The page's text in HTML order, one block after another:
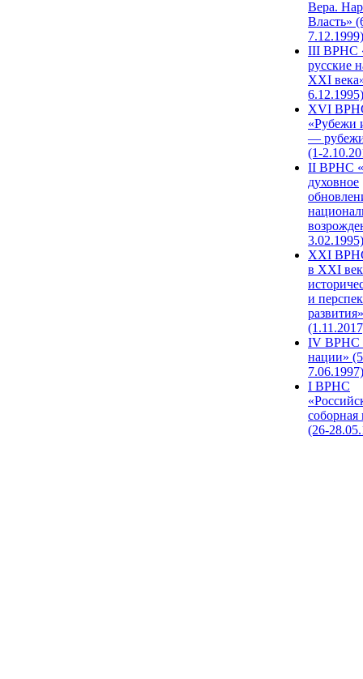
Вера.
Власть»
7.12.1999)
III ВРНС
русские
XXI
6.12.1995)
XVI
«Рубежи
—
(1-
II ВРНС
духовное
3.02.1995)
XХI
в XXI
и
развития»
IV ВРНС
нации»
7.06.1997)
I ВРНС
(26-